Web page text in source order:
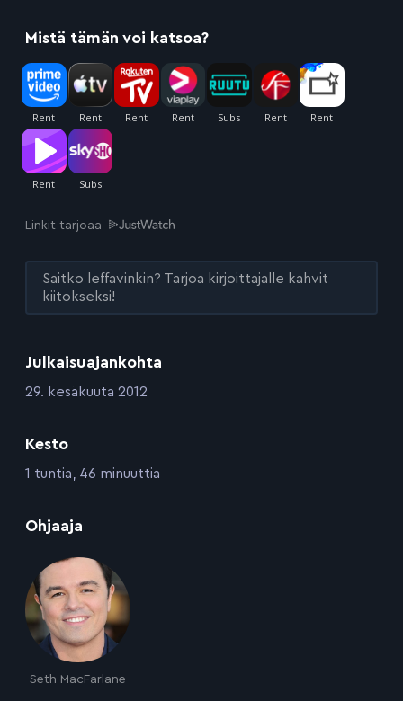
Julkaisuajankohta
:29. kesäkuuta 2012
Kesto
:1 tuntia, 46 minuuttia
Ohjaaja
Seth MacFarlane
Mistä tämän voi katsoa?
Linkit tarjoaa
Saitko leffavinkin? Tarjoa kirjoittajalle kahvit
kiitokseksi!